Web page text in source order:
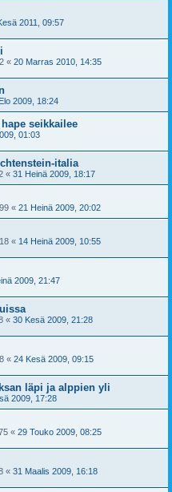
2011, 09:57
« 20 Marras 2010, 14:35
2009, 18:24
seikkailee
01:03
italia
« 31 Heinä 2009, 18:17
« 21 Heinä 2009, 20:02
« 14 Heinä 2009, 10:55
2009, 21:47
« 30 Kesä 2009, 21:28
« 24 Kesä 2009, 09:15
läpi ja alppien yli
2009, 17:28
« 29 Touko 2009, 08:25
« 31 Maalis 2009, 16:18